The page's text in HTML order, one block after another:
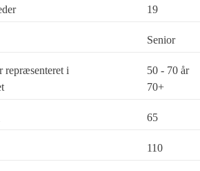
19
Senior
repræsenteret i
50 - 70 år
70+
65
110